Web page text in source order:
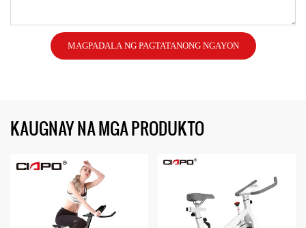
MAGPADALA NG PAGTATANONG NGAYON
KAUGNAY NA MGA PRODUKTO